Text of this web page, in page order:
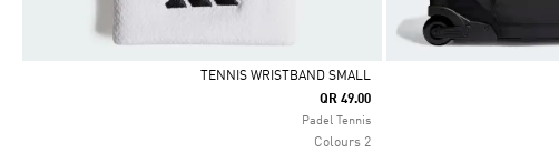
Selected
TENNIS WRISTBAND SMALL
QR 49.00
Padel Tennis
2 Colours